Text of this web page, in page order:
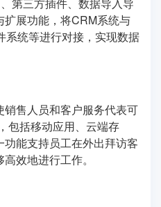
第三方插件、数据导入导
展功能，将CRM系统与
系统等进行对接，实现数据
售人员和客户服务代表可
包括移动应用、云端存
能支持员工在外出拜访客
效地进行工作。